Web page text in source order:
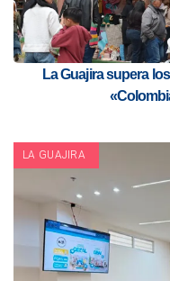
La Guajira supera
LA GUAJIRA